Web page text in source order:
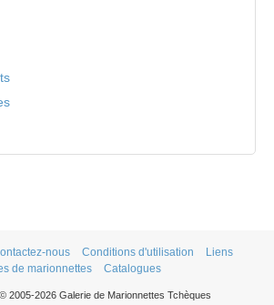
nous Conditions d'utilisation
Liens
de marionnettes
Catalogues
2005-2026 Galerie de Marionnettes Tchèques